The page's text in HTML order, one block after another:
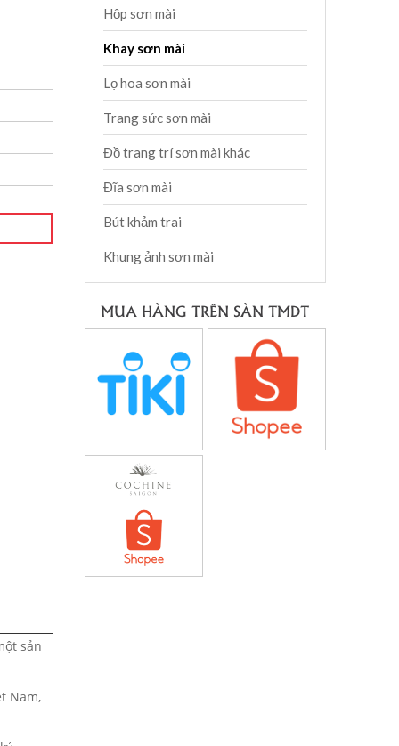
sản
Nam,
Hộp sơn mài
Khay sơn mài
Lọ hoa sơn mài
Trang sức sơn mài
Đồ trang trí sơn mài khác
Đĩa sơn mài
Bút khảm trai
Khung ảnh sơn mài
MUA HÀNG TRÊN SÀN TMDT